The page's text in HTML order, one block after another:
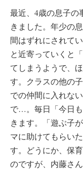
最近、4歳の息子の
きました。年少の
間はずれにされて
と近寄っていくと
てしまうようで、
す。クラスの他の
での仲間に入れな
で…。毎日「今日
きます。「遊ぶ子
マに助けてもらい
す。どうにか、保
のですが、内藤さ